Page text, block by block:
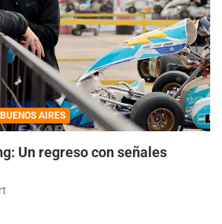
AIRES
Un regreso con señales